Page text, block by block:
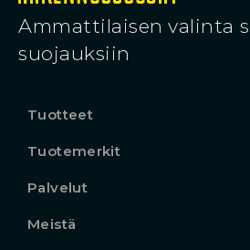
Ammattilaisen valinta
suojauksiin
Tuotteet
Tuotemerkit
Palvelut
Meistä